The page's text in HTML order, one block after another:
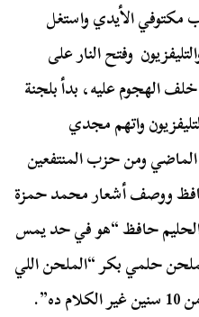
مكتوفي الأيدي واستغل
وفتح النار على
الهجوم عليه، بدأ بلجنة
واتهم مجدي
ومن حزب المنتفعين
ووصف أشعار محمد حمزة
حافظ “هو في حد يمس
حلمي بكر “الملحن اللي